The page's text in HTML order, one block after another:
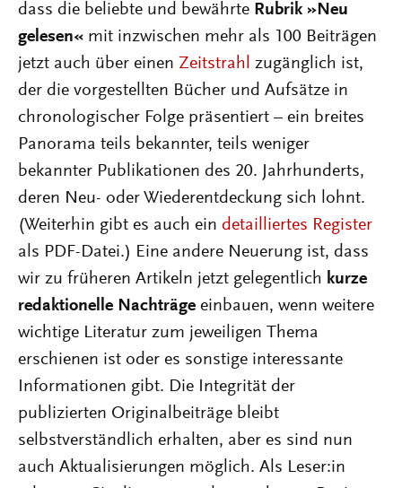
dass die beliebte und bewährte Rubrik »Neu
gelesen« mit inzwischen mehr als 100 Beiträgen
jetzt auch über einen Zeitstrahl zugänglich ist,
der die vorgestellten Bücher und Aufsätze in
chronologischer Folge präsentiert – ein breites
Panorama teils bekannter, teils weniger
bekannter Publikationen des 20. Jahrhunderts,
deren Neu- oder Wiederentdeckung sich lohnt.
(Weiterhin gibt es auch ein detailliertes Register
als PDF-Datei.) Eine andere Neuerung ist, dass
wir zu früheren Artikeln jetzt gelegentlich kurze
redaktionelle Nachträge einbauen, wenn weitere
wichtige Literatur zum jeweiligen Thema
erschienen ist oder es sonstige interessante
Informationen gibt. Die Integrität der
publizierten Originalbeiträge bleibt
selbstverständlich erhalten, aber es sind nun
auch Aktualisierungen möglich. Als Leser:in